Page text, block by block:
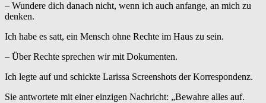
– Wundere dich danach nicht, wenn ich auch anfange, an mich zu
denken.
Ich habe es satt, ein Mensch ohne Rechte im Haus zu sein.
– Über Rechte sprechen wir mit Dokumenten.
Ich legte auf und schickte Larissa Screenshots der Korrespondenz.
Sie antwortete mit einer einzigen Nachricht: „Bewahre alles auf.